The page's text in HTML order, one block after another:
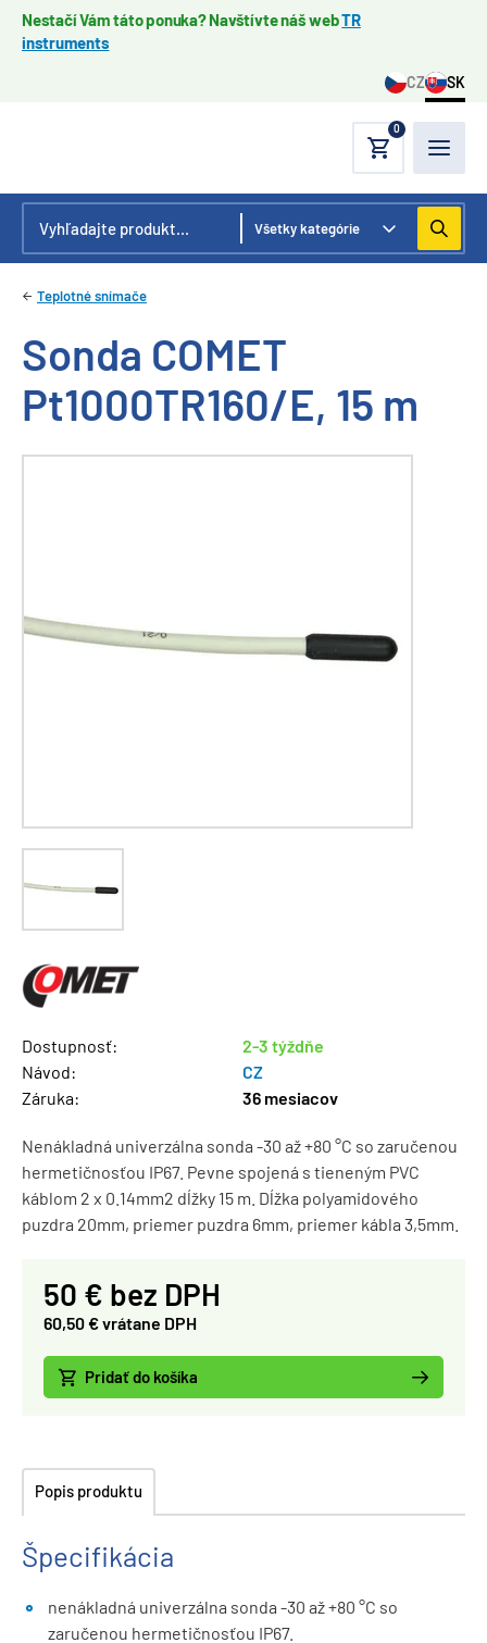
Nestačí Vám táto ponuka? Navštívte náš webTR
instruments
CZ SK
0
Teplotné snímače
Sonda COMET
Pt1000TR160/E, 15 m
Dostupnosť:
2-3 týždňe
Návod:
CZ
Záruka:
36 mesiacov
Nenákladná univerzálna sonda -30 až +80 °C so zaručenou
hermetičnosťou IP67. Pevne spojená s tieneným PVC
káblom 2 x 0.14mm2 dĺžky 15 m. Dĺžka polyamidového
puzdra 20mm, priemer puzdra 6mm, priemer kábla 3,5mm.
50 € bez DPH
60,50 € vrátane DPH
Pridať do košíka
Popis produktu
Špecifikácia
nenákladná univerzálna sonda -30 až +80 °C so
zaručenou hermetičnosťou IP67.